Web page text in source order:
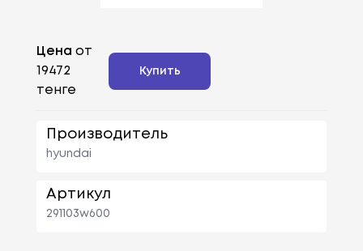
Цена от
19472
тенге
Купить
Производитель
hyundai
Артикул
291103w600